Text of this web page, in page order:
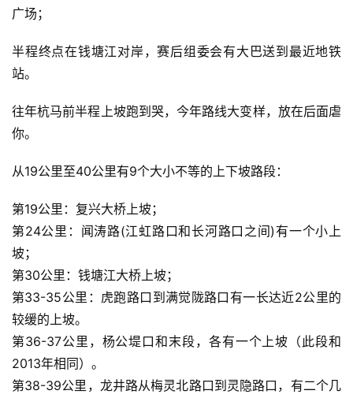
广场；
半程终点在钱塘江对岸，赛后组委会有大巴送到最近地铁
站。
往年杭马前半程上坡跑到哭，今年路线大变样，放在后面虐
你。
从19公里至40公里有9个大小不等的上下坡路段：
第19公里：复兴大桥上坡；
第24公里：闻涛路(江虹路口和长河路口之间)有一个小上
坡；
第30公里：钱塘江大桥上坡；
第33-35公里：虎跑路口到满觉陇路口有一长达近2公里的
较缓的上坡。
第36-37公里，杨公堤口和末段，各有一个上坡（此段和
2013年相同）。
第38-39公里，龙井路从梅灵北路口到灵隐路口，有二个几